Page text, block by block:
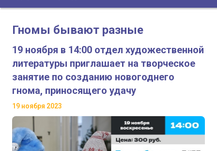
Гномы бывают разные
19 ноября в 14:00 отдел художественной
литературы приглашает на творческое
занятие по созданию новогоднего
гнома, приносящего удачу
19 ноября 2023